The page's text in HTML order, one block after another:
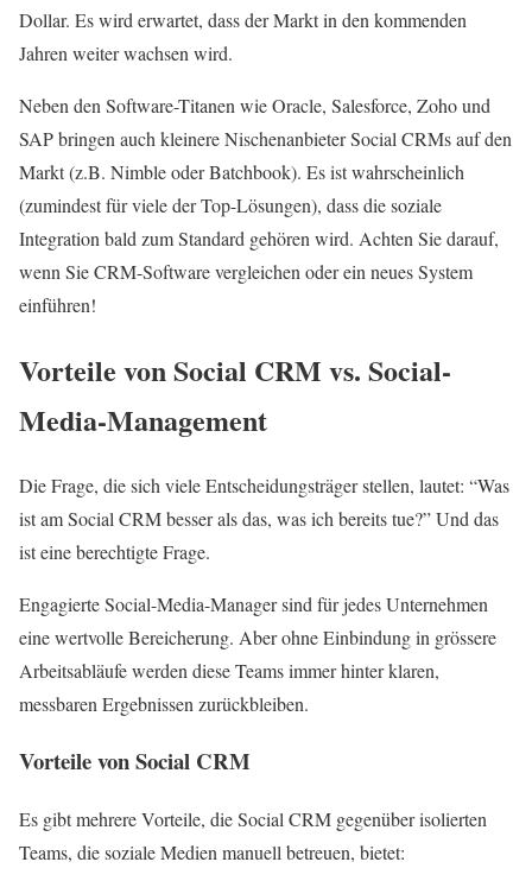
Dollar. Es wird erwartet, dass der Markt in den kommenden
Jahren weiter wachsen wird.
Neben den Software-Titanen wie Oracle, Salesforce, Zoho und
SAP bringen auch kleinere Nischenanbieter Social CRMs auf den
Markt (z.B. Nimble oder Batchbook). Es ist wahrscheinlich
(zumindest für viele der Top-Lösungen), dass die soziale
Integration bald zum Standard gehören wird. Achten Sie darauf,
wenn Sie CRM-Software vergleichen oder ein neues System
einführen!
Vorteile von Social CRM vs. Social-
Media-Management
Die Frage, die sich viele Entscheidungsträger stellen, lautet: “Was
ist am Social CRM besser als das, was ich bereits tue?” Und das
ist eine berechtigte Frage.
Engagierte Social-Media-Manager sind für jedes Unternehmen
eine wertvolle Bereicherung. Aber ohne Einbindung in grössere
Arbeitsabläufe werden diese Teams immer hinter klaren,
messbaren Ergebnissen zurückbleiben.
Vorteile von Social CRM
Es gibt mehrere Vorteile, die Social CRM gegenüber isolierten
Teams, die soziale Medien manuell betreuen, bietet: